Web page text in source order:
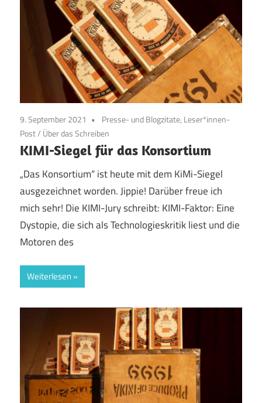
9. September 2021
Presse- und Blogzitate, Leser*innen-
Post/ Über das Schreiben
KIMI-Siegel für das Konsortium
„Das Konsortium“ ist heute mit dem KiMi-Siegel
ausgezeichnet worden. Jippie! Darüber freue ich
mich sehr! Die KIMI-Jury schreibt: KIMI-Faktor: Eine
Dystopie, die sich als Technologieskritik liest und die
Motoren des
Weiterlesen